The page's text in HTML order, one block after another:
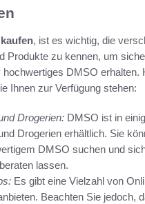
, ist es wichtig, die
Produkte zu kennen, um
DMSO erhalten.
Ihnen zur Verfügung stehen:
Drogerien: DMSO ist in
Drogerien erhältlich. Sie
DMSO suchen und
lassen.
Es gibt eine Vielzahl von
Beachten Sie jedoch,